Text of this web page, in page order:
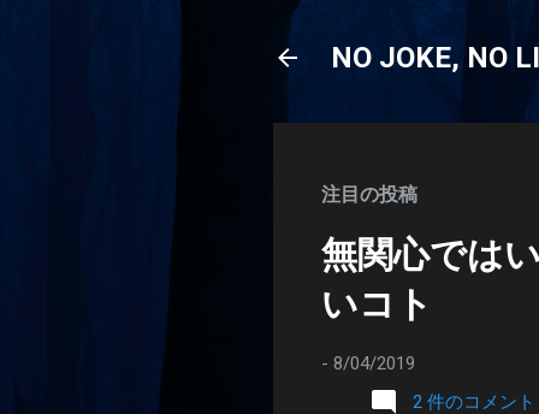
NO JOKE, NO
注目の投稿
無関心では
いコト
- 8/04/2019
2 件のコメント